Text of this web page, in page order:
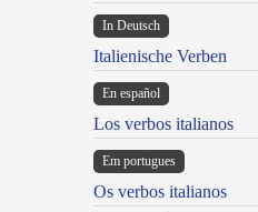
In Deutsch
Italienische Verben
En español
Los verbos italianos
Em portugues
Os verbos italianos